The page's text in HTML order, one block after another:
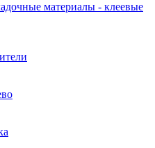
материалы - клеевые